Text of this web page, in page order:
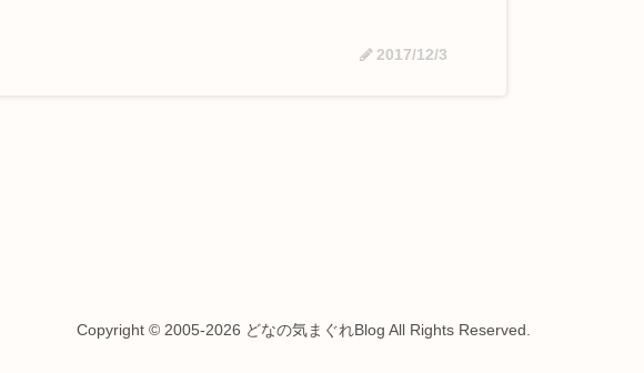
2017/12/3
Copyright © 2005-2026 どなの気まぐれBlog All Rights Reserved.